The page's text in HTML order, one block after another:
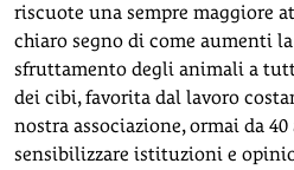
riscuote una sempre maggiore
chiaro segno di come aumenti
sfruttamento degli animali a
dei cibi, favorita dal lavoro
nostra associazione, ormai da
sensibilizzare istituzioni e